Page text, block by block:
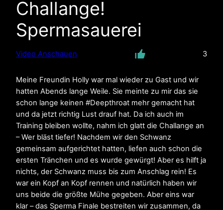
Challange!
Spermasauerei
Video Anschauen 3
Meine Freundin Holly war mal wieder zu Gast und wir
hatten Abends lange Weile. Sie meinte zu mir das sie
schon lange keinen #Deepthroat mehr gemacht hat
und da jetzt richtig Lust drauf hat. Da ich auch im
Training bleiben wollte, nahm ich glatt die Challange an
– Wer bläst tiefer! Nachdem wir den Schwanz
gemeinsam aufgerichtet hatten, liefen auch schon die
ersten Tränchen und es wurde gewürgt! Aber es hilft ja
nichts, der Schwanz muss bis zum Anschlag rein! Es
war ein Kopf an Kopf rennen und natürlich haben wir
uns beide die größte Mühe gegeben. Aber eins war
klar – das Sperma Finale bestreiten wir zusammen, da